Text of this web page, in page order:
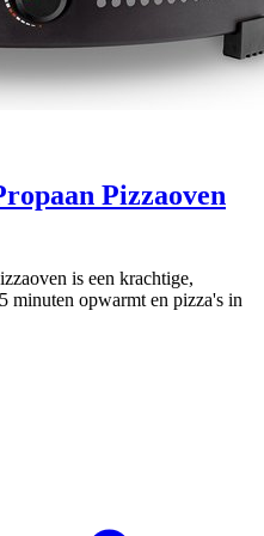
Pizzaoven
is een krachtige,
minuten opwarmt en pizza's in